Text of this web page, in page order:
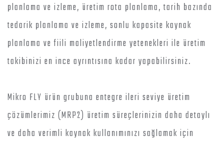
planlama ve izleme, üretim rota planlama, tarih bazında
tedarik planlama ve izleme, sonlu kapasite kaynak
planlama ve fiili maliyetlendirme yetenekleri ile üretim
takibinizi en ince ayrıntısına kadar yapabilirsiniz.
Mikro FLY ürün grubuna entegre ileri seviye üretim
çözümlerimiz (MRP2) üretim süreçlerinizin daha detaylı
ve daha verimli kaynak kullanımınızı sağlamak için